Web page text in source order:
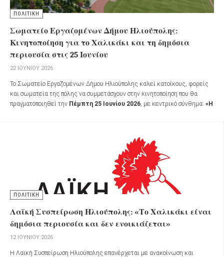
ΠΟΛΙΤΙΚΗ
Σωματείο Εργαζομένων Δήμου Ηλιούπολης:
Κινητοποίηση για το Χαλικάκι και τη δημόσια
περιουσία στις 25 Ιουνίου
22 ΙΟΥΝΊΟΥ 2026
Το Σωματείο Εργαζομένων Δήμου Ηλιούπολης καλεί κατοίκους, φορείς
και σωματεία της πόλης να συμμετάσχουν στην κινητοποίηση που θα
πραγματοποιηθεί την Πέμπτη 25 Ιουνίου 2026, με κεντρικό σύνθημα: «Η
ΠΟΛΙΤΙΚΗ
Λαϊκή Συσπείρωση Ηλιούπολης: «Το Χαλικάκι είναι
δημόσια περιουσία και δεν ενοικιάζεται»
12 ΙΟΥΝΊΟΥ 2026
Η Λαϊκή Συσπείρωση Ηλιούπολης επανέρχεται με ανακοίνωση και